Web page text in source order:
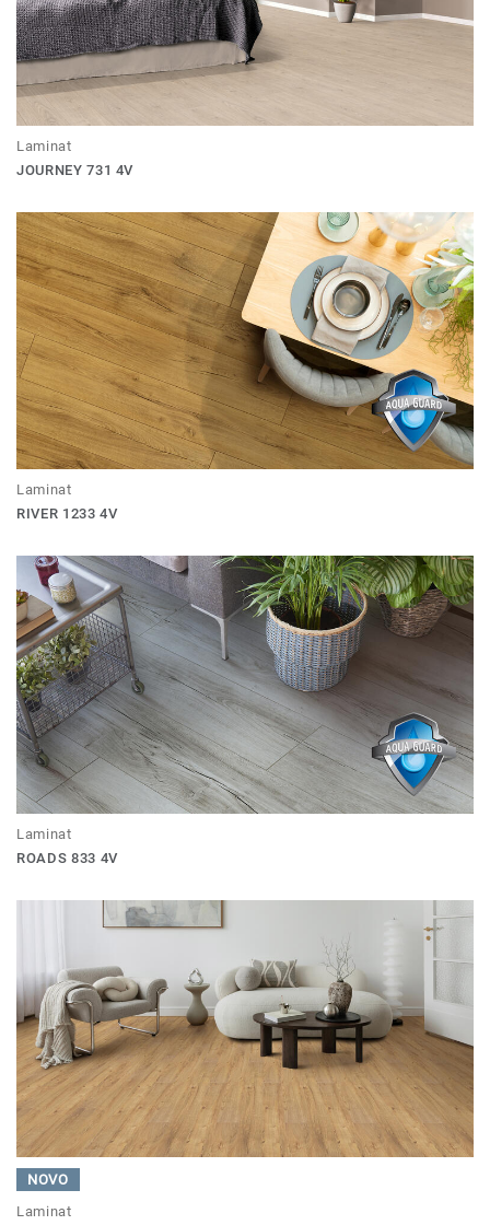
Laminat
JOURNEY 731 4V
Laminat
RIVER 1233 4V
Laminat
ROADS 833 4V
NOVO
Laminat